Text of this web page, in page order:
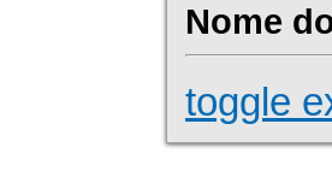
Nome
toggle